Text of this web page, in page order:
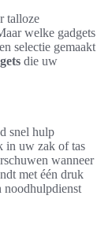
talloze
welke gadgets
selectie gemaakt
die uw
snel hulp
in uw zak of tas
wanneer
met één druk
noodhulpdienst